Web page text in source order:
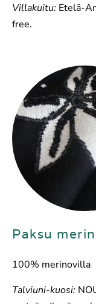
Villakuitu: Etelä-
free.
Paksu
100% merinovilla
Talviuni-kuosi: